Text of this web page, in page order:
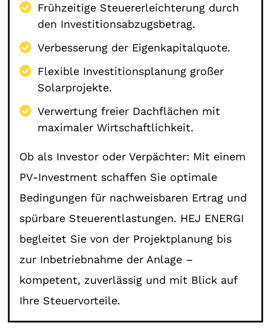
Frühzeitige Steuererleichterung durch
den Investitionsabzugsbetrag.
Verbesserung der Eigenkapitalquote.
Flexible Investitionsplanung großer
Solarprojekte.
Verwertung freier Dachflächen mit
maximaler Wirtschaftlichkeit.
Ob als Investor oder Verpächter: Mit einem
PV-Investment schaffen Sie optimale
Bedingungen für nachweisbaren Ertrag und
spürbare Steuerentlastungen. HEJ ENERGI
begleitet Sie von der Projektplanung bis
zur Inbetriebnahme der Anlage –
kompetent, zuverlässig und mit Blick auf
Ihre Steuervorteile.